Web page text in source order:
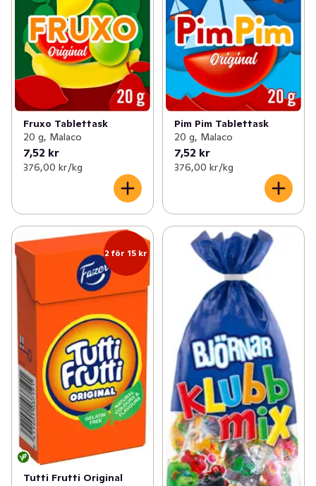
Fruxo Tablettask
20 g, Malaco
7,52 kr
376,00 kr /kg
Pim Pim Tablettask
20 g, Malaco
7,52 kr
376,00 kr /kg
2 för 15 kr
Tutti Frutti Original